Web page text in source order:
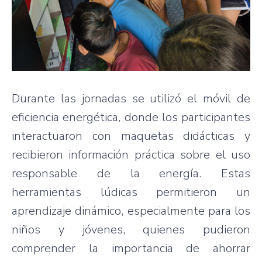
Durante las jornadas se utilizó el móvil de
eficiencia energética, donde los participantes
interactuaron con maquetas didácticas y
recibieron información práctica sobre el uso
responsable de la energía. Estas
herramientas lúdicas permitieron un
aprendizaje dinámico, especialmente para los
niños y jóvenes, quienes pudieron
comprender la importancia de ahorrar